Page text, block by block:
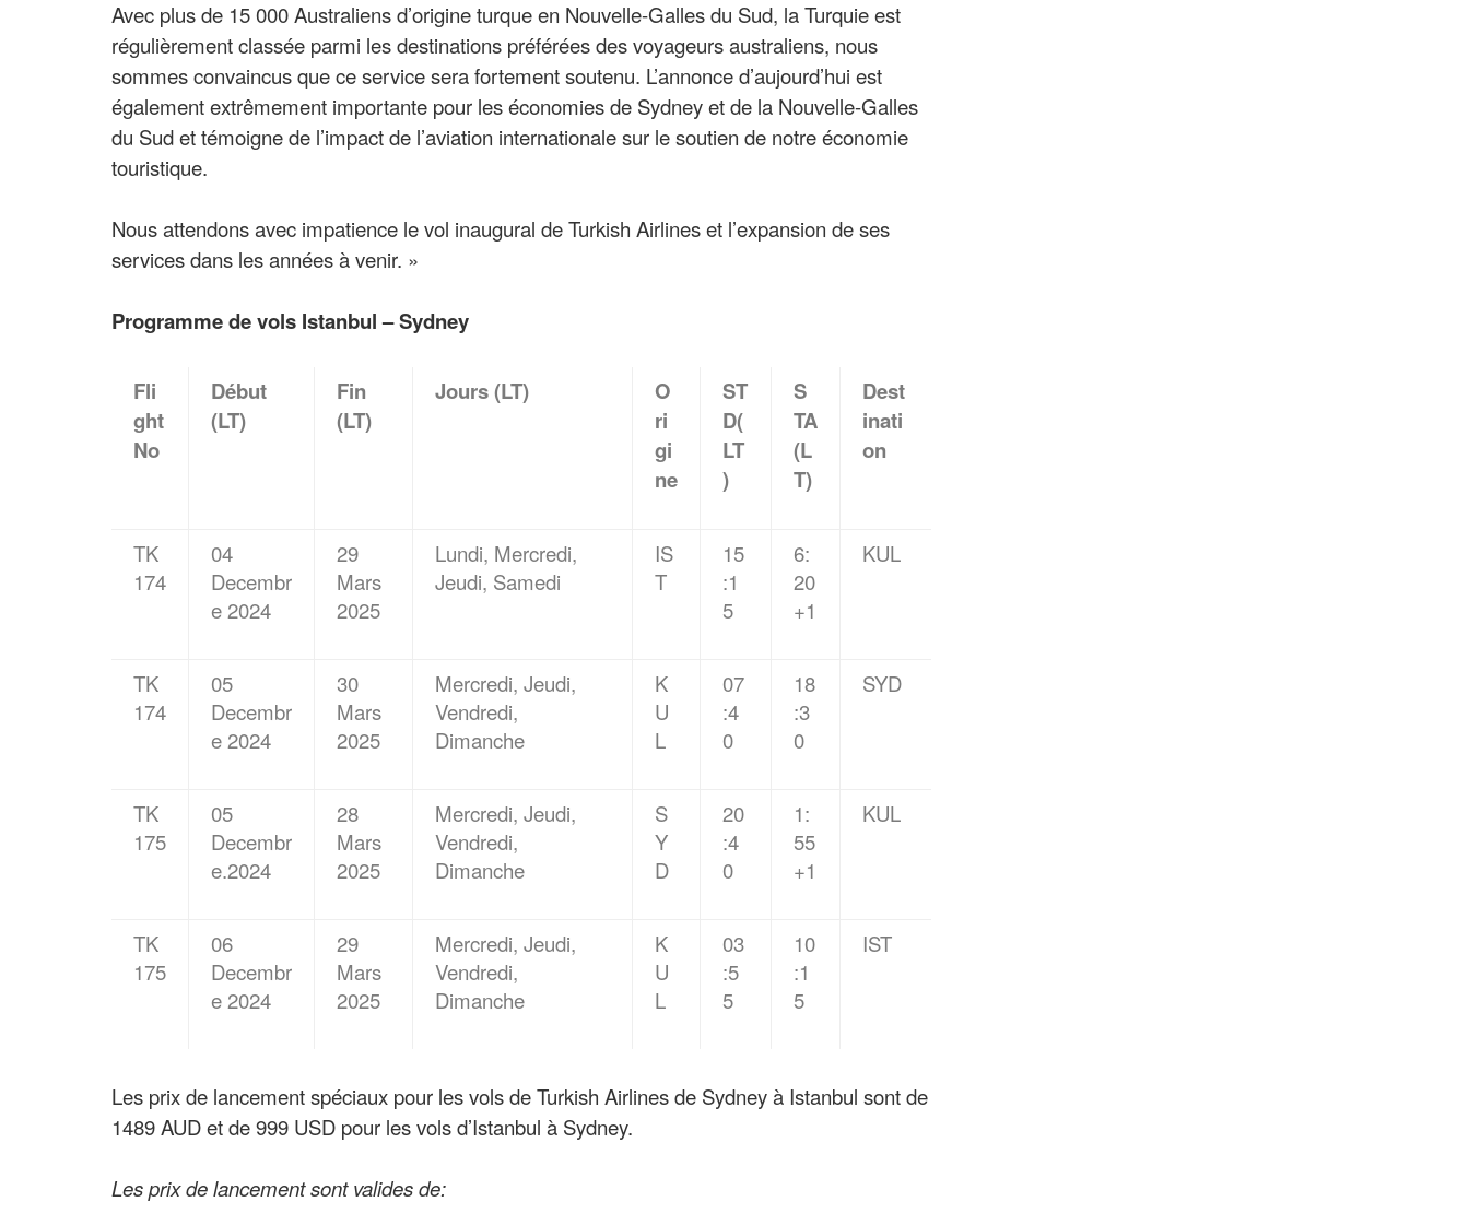
Avec plus de 15 000 Australiens d’origine turque en Nouvelle-Galles du Sud, la Turquie est
régulièrement classée parmi les destinations préférées des voyageurs australiens, nous
sommes convaincus que ce service sera fortement soutenu. L’annonce d’aujourd’hui est
également extrêmement importante pour les économies de Sydney et de la Nouvelle-Galles
du Sud et témoigne de l’impact de l’aviation internationale sur le soutien de notre économie
touristique.
Nous attendons avec impatience le vol inaugural de Turkish Airlines et l’expansion de ses
services dans les années à venir. »
Programme de vols Istanbul – Sydney
Fli
ght
No
Début
(LT)
Fin
(LT)
Jours (LT)
O
ri
gi
ne
ST
D(
LT
)
S
TA
(L
T)
Dest
inati
on
TK
174
04
Decembr
e 2024
29
Mars
2025
Lundi, Mercredi,
Jeudi, Samedi
IS
T
15
:1
5
6:
20
+1
KUL
TK
174
05
Decembr
e 2024
30
Mars
2025
Mercredi, Jeudi,
Vendredi,
Dimanche
K
U
L
07
:4
0
18
:3
0
SYD
TK
175
05
Decembr
e.2024
28
Mars
2025
Mercredi, Jeudi,
Vendredi,
Dimanche
S
Y
D
20
:4
0
1:
55
+1
KUL
TK
175
06
Decembr
e 2024
29
Mars
2025
Mercredi, Jeudi,
Vendredi,
Dimanche
K
U
L
03
:5
5
10
:1
5
IST
Les prix de lancement spéciaux pour les vols de Turkish Airlines de Sydney à Istanbul sont de
1489 AUD et de 999 USD pour les vols d’Istanbul à Sydney.
Les prix de lancement sont valides de: